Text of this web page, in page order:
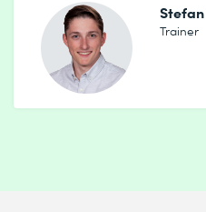
Stefan
Trainer